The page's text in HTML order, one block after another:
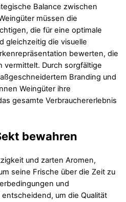
Balance zwischen
müssen die
die für eine optimale
gleichzeitig die visuelle
bewerten, die
vermittelt. Durch sorgfältige
Branding und
Weingüter ihre
gesamte Verbrauchererlebnis
bewahren
und zarten Aromen,
seine Frische über die Zeit zu
und
um die Qualität